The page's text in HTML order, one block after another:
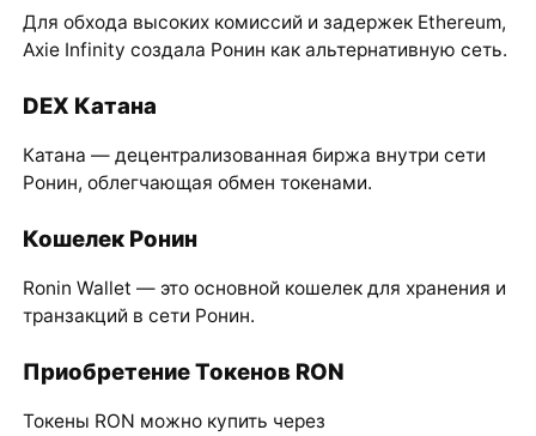
Для обхода высоких комиссий и задержек Ethereum,
Axie Infinity создала Ронин как альтернативную сеть.
DEX Катана
Катана — децентрализованная биржа внутри сети
Ронин, облегчающая обмен токенами.
Кошелек Ронин
Ronin Wallet — это основной кошелек для хранения и
транзакций в сети Ронин.
Приобретение Токенов RON
Токены RON можно купить через